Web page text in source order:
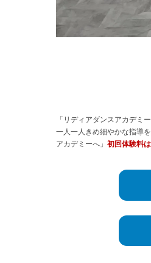
「リディアダンスアカデミ
一人一人きめ細やかな指導
アカデミーへ」 初回体験料